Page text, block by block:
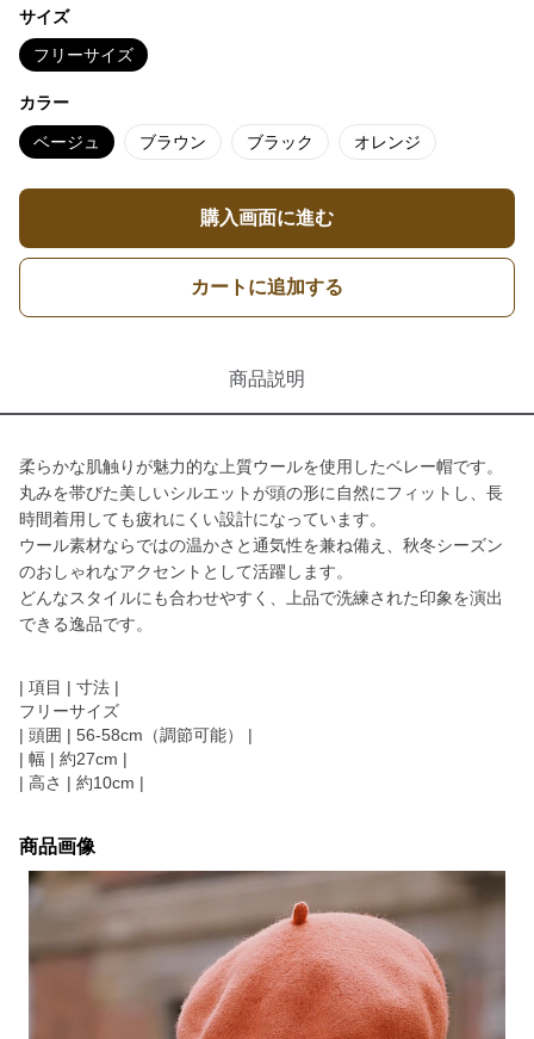
サイズ
フリーサイズ
カラー
ベージュ ブラウン ブラック オレンジ
購入画面に進む
カートに追加する
商品説明
柔らかな肌触りが魅力的な上質ウールを使用したベレー帽です。
丸みを帯びた美しいシルエットが頭の形に自然にフィットし、長
時間着用しても疲れにくい設計になっています。
ウール素材ならではの温かさと通気性を兼ね備え、秋冬シーズン
のおしゃれなアクセントとして活躍します。
どんなスタイルにも合わせやすく、上品で洗練された印象を演出
できる逸品です。
| 項目 | 寸法 |
フリーサイズ
| 頭囲 | 56-58cm（調節可能） |
| 幅 | 約27cm |
| 高さ | 約10cm |
商品画像